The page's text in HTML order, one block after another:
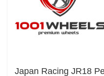
Japan Racing JR18